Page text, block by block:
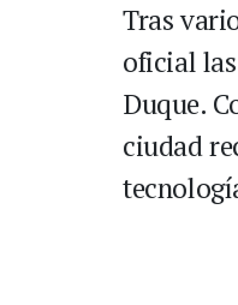
Tras
oficial
Duque.
ciudad